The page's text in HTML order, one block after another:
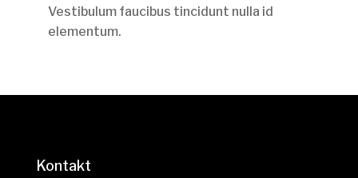
Vestibulum faucibus tincidunt nulla id
elementum.
Kontakt